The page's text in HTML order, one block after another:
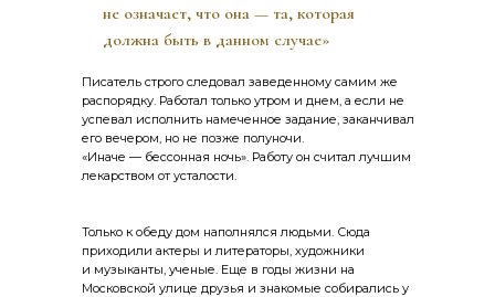
не означает, что она — та, которая
должна быть в данном случае»
Писатель строго следовал заведенному самим же
распорядку. Работал только утром и днем, а если не
успевал исполнить намеченное задание, заканчивал
его вечером, но не позже полуночи.
«Иначе — бессонная ночь». Работу он считал лучшим
лекарством от усталости.
Только к обеду дом наполнялся людьми. Сюда
приходили актеры и литераторы, художники
и музыканты, ученые. Еще в годы жизни на
Московской улице друзья и знакомые собирались у